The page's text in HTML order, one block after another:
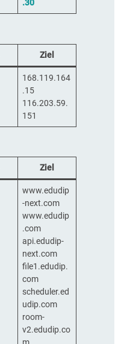
.30
Ziel
168.119.164
.15
116.203.59.
151
Ziel
www.edudip
-next.com
www.edudip
.com
api.edudip-
next.com
file1.edudip.
com
scheduler.ed
udip.com
room-
v2.edudip.co